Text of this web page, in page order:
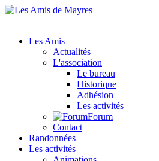
Les Amis
Actualités
L'association
Le bureau
Historique
Adhésion
Les activités
Forum
Contact
Randonnées
Les activités